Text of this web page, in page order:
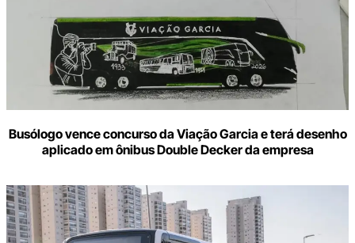
Busólogo vence concurso da Viação Garcia e terá desenho
aplicado em ônibus Double Decker da empresa